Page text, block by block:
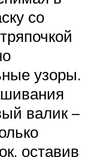
со
узоры.
валик –
оставив